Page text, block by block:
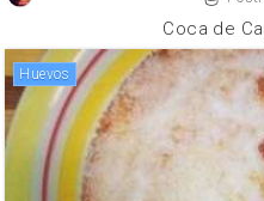
Coca de
huevos